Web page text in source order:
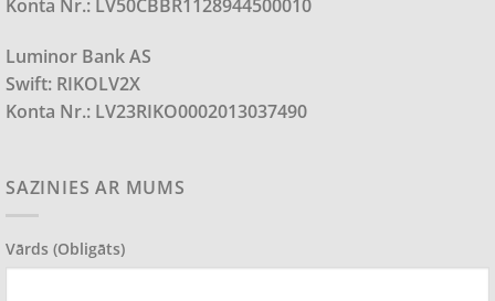
Konta Nr.: LV50CBBR1128944500010
Luminor Bank AS
Swift: RIKOLV2X
Konta Nr.: LV23RIKO0002013037490
SAZINIES AR MUMS
Vārds (obligāts)